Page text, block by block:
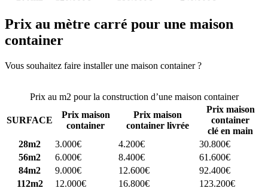
Prix au mètre carré pour une maison
container
Vous souhaitez faire installer une maison container ?
Prix au m2 pour la construction d’une maison container
SURFACE
Prix maison
container
Prix maison
container livrée
Prix maison
container
clé en main
28m2
3.000€ 4.200€
30.800€
56m2
6.000€ 8.400€
61.600€
84m2
9.000€ 12.600€
92.400€
112m2
12.000€ 16.800€
123.200€